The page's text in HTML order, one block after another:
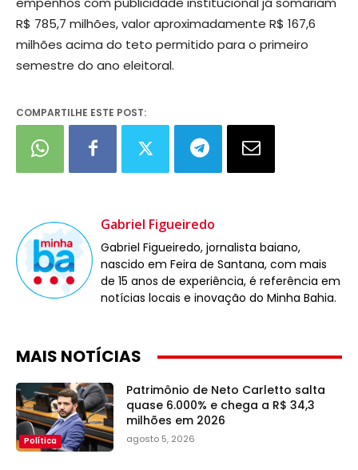
R$ 785,7 milhões, valor aproximadamente R$ 167,6
milhões acima do teto permitido para o primeiro
semestre do ano eleitoral.
COMPARTILHE ESTE POST:
Gabriel Figueiredo
Gabriel Figueiredo, jornalista baiano,
nascido em Feira de Santana, com mais
de 15 anos de experiência, é referência em
notícias locais e inovação do Minha Bahia.
MAIS NOTÍCIAS
Política
Patrimônio de Neto Carletto salta
quase 6.000% e chega a R$ 34,3
milhões em 2026
agosto 5, 2026